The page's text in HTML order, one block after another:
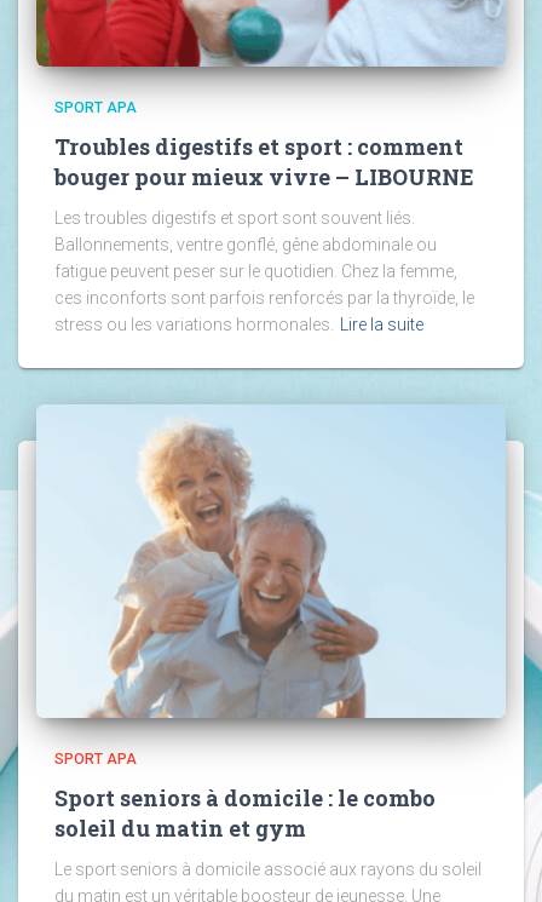
SPORT APA
Troubles digestifs et sport : comment
bouger pour mieux vivre – LIBOURNE
Les troubles digestifs et sport sont souvent liés.
Ballonnements, ventre gonflé, gêne abdominale ou
fatigue peuvent peser sur le quotidien. Chez la femme,
ces inconforts sont parfois renforcés par la thyroïde, le
stress ou les variations hormonales. Lire la suite
SPORT APA
Sport seniors à domicile : le combo
soleil du matin et gym
Le sport seniors à domicile associé aux rayons du soleil
du matin est un véritable boosteur de jeunesse. Une